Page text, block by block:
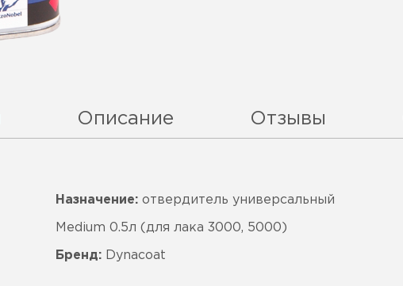
Описание Отзывы
Назначение: отвердитель универсальный
Medium 0.5л (для лака 3000, 5000)
Бренд: Dynacoat